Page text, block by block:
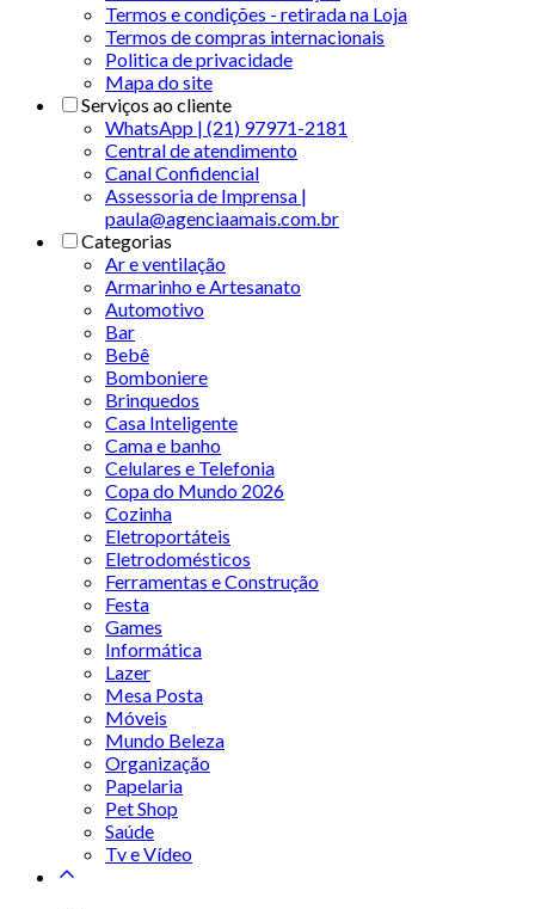
Termos e condições - retirada na Loja
Termos de compras internacionais
Politica de privacidade
Mapa do site
Serviços ao cliente
WhatsApp | (21) 97971-2181
Central de atendimento
Canal Confidencial
Assessoria de Imprensa |
paula@agenciaamais.com.br
Categorias
Ar e ventilação
Armarinho e Artesanato
Automotivo
Bar
Bebê
Bomboniere
Brinquedos
Casa Inteligente
Cama e banho
Celulares e Telefonia
Copa do Mundo 2026
Cozinha
Eletroportáteis
Eletrodomésticos
Ferramentas e Construção
Festa
Games
Informática
Lazer
Mesa Posta
Móveis
Mundo Beleza
Organização
Papelaria
Pet Shop
Saúde
Tv e Vídeo